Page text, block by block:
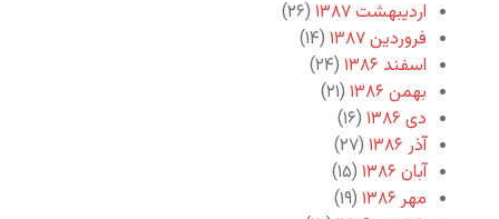
اردیبهشت ۱۳۸۷
(۲۶)
فروردین ۱۳۸۷
(۱۴)
اسفند ۱۳۸۶
(۲۴)
بهمن ۱۳۸۶
(۲۱)
دی ۱۳۸۶
(۱۶)
آذر ۱۳۸۶
(۲۷)
آبان ۱۳۸۶
(۱۵)
مهر ۱۳۸۶
(۱۹)